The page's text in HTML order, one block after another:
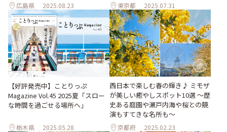
広島県 2025.08.23 東京都 2025.07.31
【好評発売中】ことりっぷ
Magazine Vol.45 2025夏「スロー
な時間を過ごせる場所へ」
栃木県 2025.05.28
西日本で楽しむ春の輝き♪ ミモザ
が美しい癒やしスポット10選 〜歴
史ある庭園や瀬戸内海や桜との競
演もすてきな名所も〜
京都府 2025.02.23